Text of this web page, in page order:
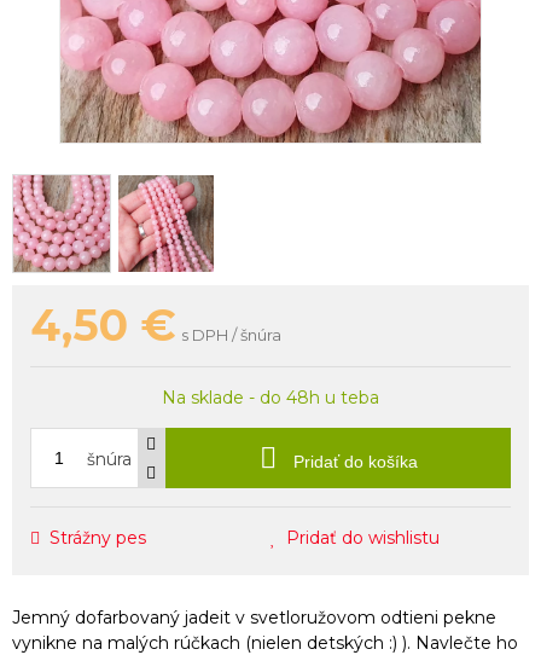
4,50 € s DPH / šnúra
Na sklade - do 48h u teba
šnúra Pridať do košíka
Strážny pes Pridať do wishlistu
Jemný dofarbovaný jadeit v svetloružovom odtieni pekne
vynikne na malých rúčkach (nielen detských :) ). Navlečte ho